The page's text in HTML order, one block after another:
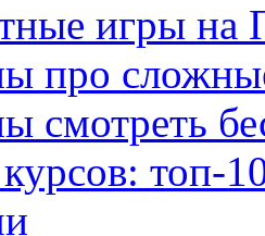
игры на
про
смотреть
топ-